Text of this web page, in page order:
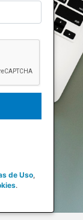
de Uso,
.